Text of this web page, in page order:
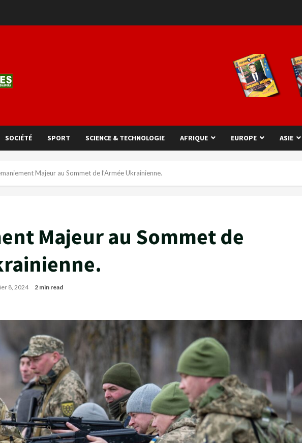
SOCIÉTÉ SPORT SCIENCE & TECHNOLOGIE AFRIQUE EUROPE ASIE
Majeur au Sommet de l’Armée Ukrainienne.
Majeur au Sommet de
8, 2024 2 min read